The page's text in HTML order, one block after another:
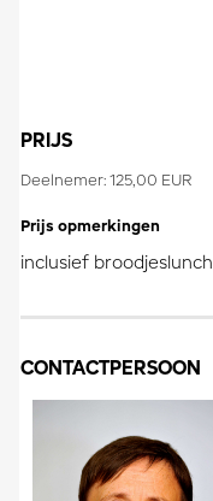
PRIJS
Deelnemer: 125,00 EUR
Prijs opmerkingen
inclusief broodjeslunch
CONTACTPERSOON